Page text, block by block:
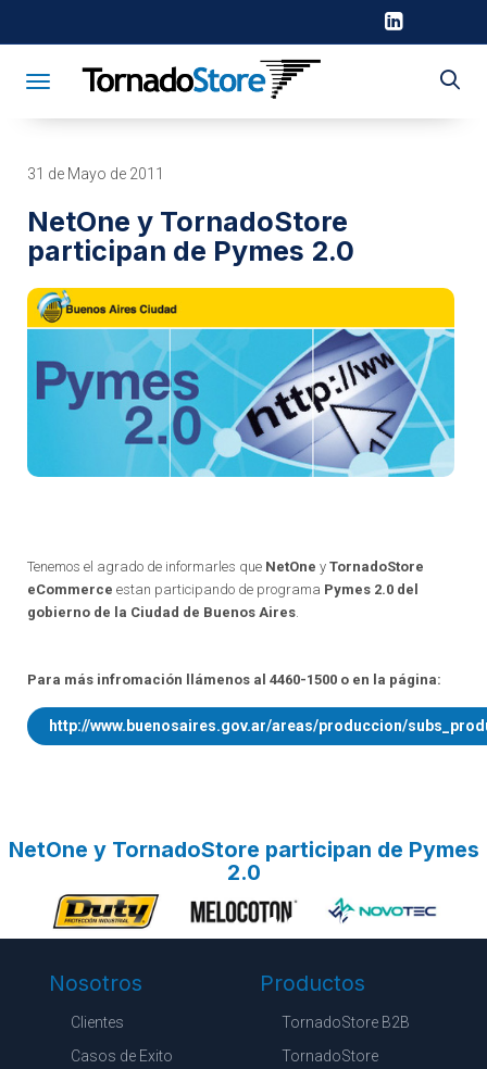
Toggle navigation
31 de Mayo de 2011
NetOne y TornadoStore
participan de Pymes 2.0
Tenemos el agrado de informarles que NetOne y TornadoStore
eCommerce estan participando de programa Pymes 2.0 del
gobierno de la Ciudad de Buenos Aires
Para más infromación llámenos al 4460-1500 o en la página:
http://www.buenosaires.gov.ar/areas/produccion/
NetOne y TornadoStore participan de Pymes
2.0
Nosotros
Clientes
Casos de Exito
Productos
TornadoStore B2B
TornadoStore